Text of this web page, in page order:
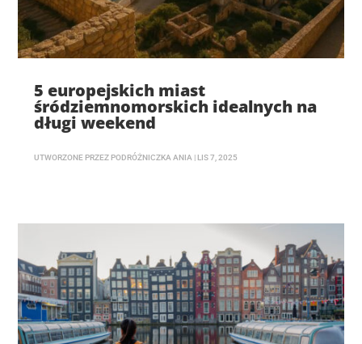
5 europejskich miast
śródziemnomorskich idealnych na
długi weekend
UTWORZONE PRZEZ PODRÓŻNICZKA ANIA | LIS 7, 2025